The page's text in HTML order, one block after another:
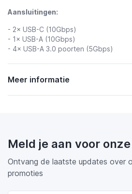
Aansluitingen:
- 2× USB-C (10Gbps)
- 1× USB-A (10Gbps)
- 4× USB-A 3.0 poorten (5Gbps)
Meer informatie
Meld je aan voor
Ontvang de laatste updates over
promoties